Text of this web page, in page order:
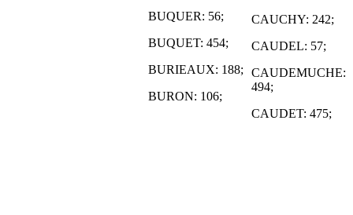
BUQUER: 56;
BUQUET: 454;
BURIEAUX: 188;
BURON: 106;
CAUCHY: 242;
CAUDEL: 57;
CAUDEMUCHE:
494;
CAUDET: 475;